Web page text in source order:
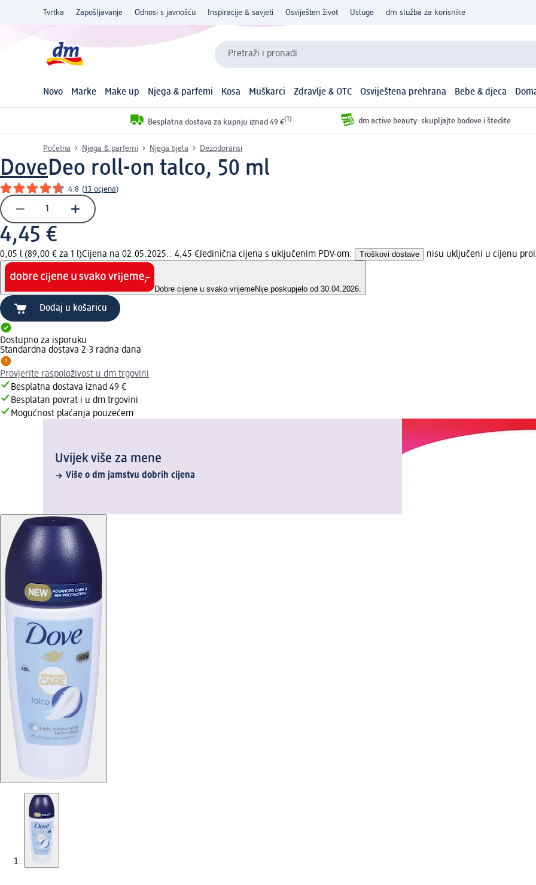
Tvrtka Zapošljavanje Odnosi s javnošću Inspiracije & savjeti Osviješten život Usluge dm služba za korisnike
Pretraži i pronađi
Novo Marke Make up Njega & parfemi Kosa Muškarci Zdravlje & OTC Osviještena prehrana Bebe & djeca
Besplatna dostava za kupnju iznad 49 €(1) dm active beauty: skupljajte bodove i štedite
Početna Njega & parfemi Njega tijela Dezodoransi
DoveDeo roll-on talco, 50 ml
4.8 (13 ocjena)
4,45 €
0,05 l (89,00 € za 1 l)Cijena na 02.05.2025.: 4,45 €Jedinična cijena s uključenim PDV-om. Troškovi dostave nisu uključeni u cijenu
Dobre cijene u svako vrijemeNije poskupjelo od 30.04.2026.
Dodaj u košaricu
Dostupno za isporuku
Standardna dostava 2-3 radna dana
Provjerite raspoloživost u dm trgovini
Besplatna dostava iznad 49 €
Besplatan povrat i u dm trgovini
Mogućnost plaćanja pouzećem
Uvijek više za mene
Više o dm jamstvu dobrih cijena